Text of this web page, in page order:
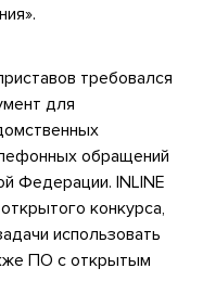
требовался
для
обращений
Федерации. INLINE
конкурса,
использовать
ПО с открытым